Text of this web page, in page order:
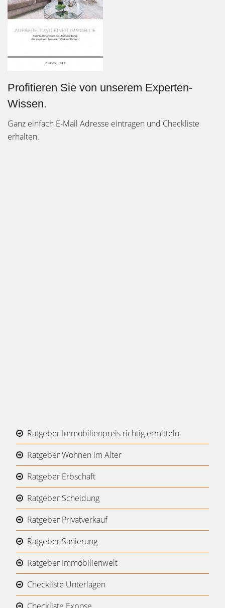
Profitieren Sie von unserem Experten-
Wissen.
Ganz einfach E-Mail Adresse eintragen und Checkliste
erhalten.
Ratgeber Immobilienpreis richtig ermitteln
Ratgeber Wohnen im Alter
Ratgeber Erbschaft
Ratgeber Scheidung
Ratgeber Privatverkauf
Ratgeber Sanierung
Ratgeber Immobilienwelt
Checkliste Unterlagen